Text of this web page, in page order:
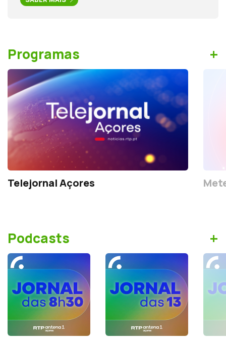
Programas +
Telejornal Açores
Podcasts +